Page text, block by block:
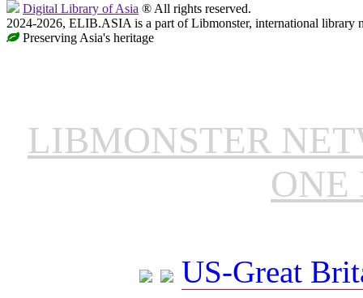
Digital Library of Asia ® All rights reserved.
2024-2026, ELIB.ASIA is a part of Libmonster, international library
Preserving Asia's heritage
LIBMONSTER
ONE
US-Great